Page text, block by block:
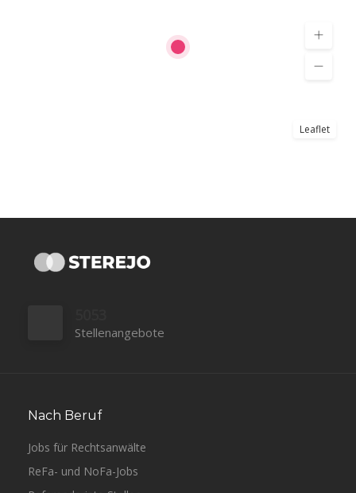
Leaflet
Stellenangebote
Nach Beruf
Jobs für Rechtsanwälte
ReFa- und NoFa-Jobs